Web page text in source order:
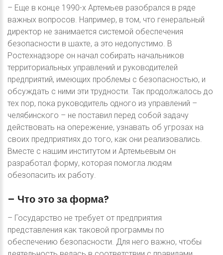
– Еще в конце 1990-х Артемьев разобрался в ряде
важных вопросов. Например, в том, что генеральный
директор не занимается системой обеспечения
безопасности в шахте, а это недопустимо. В
Ростехнадзоре он начал собирать начальников
территориальных управлений и руководителей
предприятий, имеющих проблемы с безопасностью, и
обсуждать с ними эти трудности. Так продолжалось до
тех пор, пока руководитель одного из управлений –
челябинского – не поставил перед собой задачу
действовать на опережение, узнавать об угрозах на
своих предприятиях до того, как они реализовались.
Вместе с нашим институтом и Артемьевым он
разработал форму, которая помогла людям
обезопасить их работу.
– Чтоэтозаформа?
– Государство не требует от предприятия
представления как таковой программы по
обеспечению безопасности. Для него важно, чтобы